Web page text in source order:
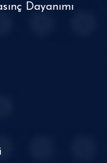
Dayanımı